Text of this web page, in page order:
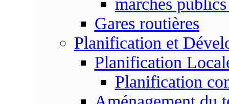
marchés
Gares routières
Planification et
Planification
Planification